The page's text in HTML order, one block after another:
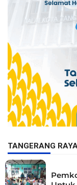
TANGERANG